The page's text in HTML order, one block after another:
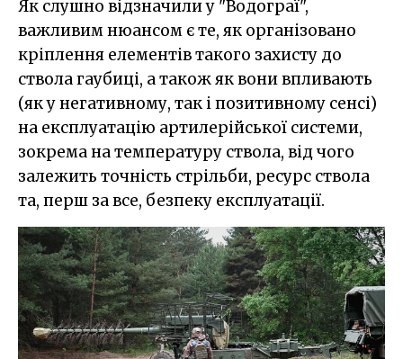
Як слушно відзначили у "Водограї",
важливим нюансом є те, як організовано
кріплення елементів такого захисту до
ствола гаубиці, а також як вони впливають
(як у негативному, так і позитивному сенсі)
на експлуатацію артилерійської системи,
зокрема на температуру ствола, від чого
залежить точність стрільби, ресурс ствола
та, перш за все, безпеку експлуатації.